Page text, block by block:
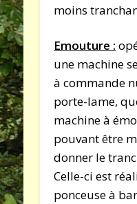
moins
Emouture :
une machine
à commande
porte-lame,
machine à
pouvant être
donner le
Celle-ci est
ponceuse à